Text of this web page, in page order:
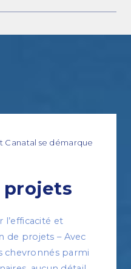
Canatal se démarque
projets
l’efficacité et
de projets – Avec
chevronnés parmi